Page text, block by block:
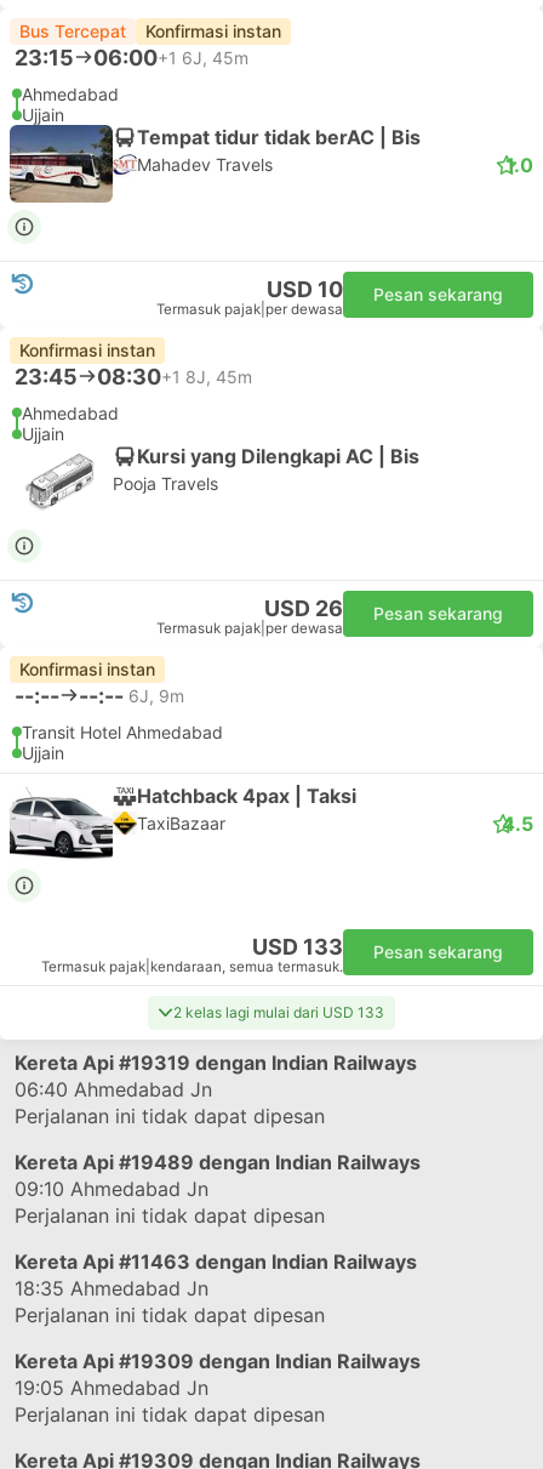
Bus Tercepat Konfirmasi instan
23:15 06:00+1 6J, 45m
Ahmedabad
Ujjain
Tempat tidur tidak berAC | Bis
Mahadev Travels 1.0
USD 10
Termasuk pajak per dewasa
Pesan sekarang
Konfirmasi instan
23:45 08:30+1 8J, 45m
Ahmedabad
Ujjain
Kursi yang Dilengkapi AC | Bis
Pooja Travels
USD 26
Termasuk pajak per dewasa
Pesan sekarang
Konfirmasi instan
--:-- --:-- 6J, 9m
Transit Hotel Ahmedabad
Ujjain
Hatchback 4pax | Taksi
TaxiBazaar 4.5
USD 133
Termasuk pajak kendaraan, semua termasuk.
Pesan sekarang
2 kelas lagi mulai dari USD 133
Kereta Api #19319 dengan Indian Railways
06:40 Ahmedabad Jn
Perjalanan ini tidak dapat dipesan
Kereta Api #19489 dengan Indian Railways
09:10 Ahmedabad Jn
Perjalanan ini tidak dapat dipesan
Kereta Api #11463 dengan Indian Railways
18:35 Ahmedabad Jn
Perjalanan ini tidak dapat dipesan
Kereta Api #19309 dengan Indian Railways
19:05 Ahmedabad Jn
Perjalanan ini tidak dapat dipesan
Kereta Api #19309 dengan Indian Railways